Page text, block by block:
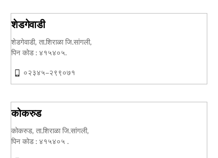
शेडगेवाडी
शेडगेवाडी, ता.शिराळा जि.सांगली,
पिन कोड : ४१५४०५.
०२३४५–२९९०७१
कोकरुड
कोकरुड, ता.शिराळा जि.सांगली,
पिन कोड : ४१५४०५ .